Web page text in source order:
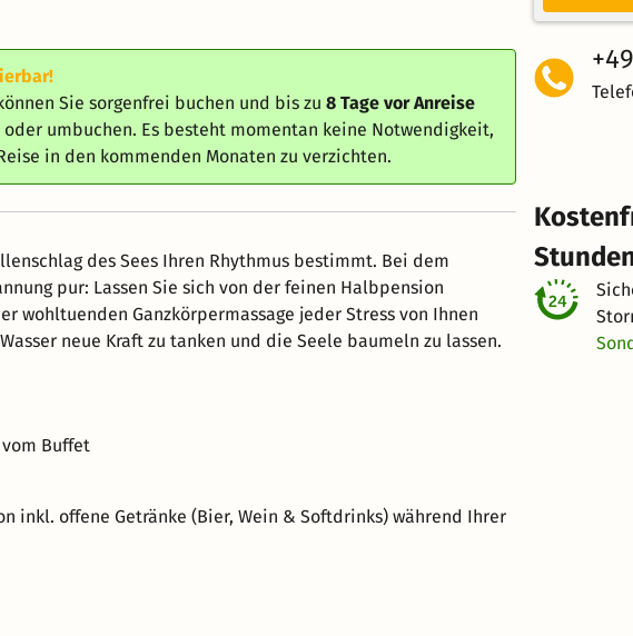
Sie sorgenfrei buchen und bis zu8 Tage vor Anreise
umbuchen. Es besteht momentan keine Notwendigkeit,
in den kommenden Monaten zu verzichten.
des Sees Ihren Rhythmus bestimmt. Bei dem
pur: Lassen Sie sich von der feinen Halbpension
wohltuenden Ganzkörpermassage jeder Stress von Ihnen
neue Kraft zu tanken und die Seele baumeln zu lassen.
Buffet
inkl. offene Getränke (Bier, Wein & Softdrinks) während Ihrer